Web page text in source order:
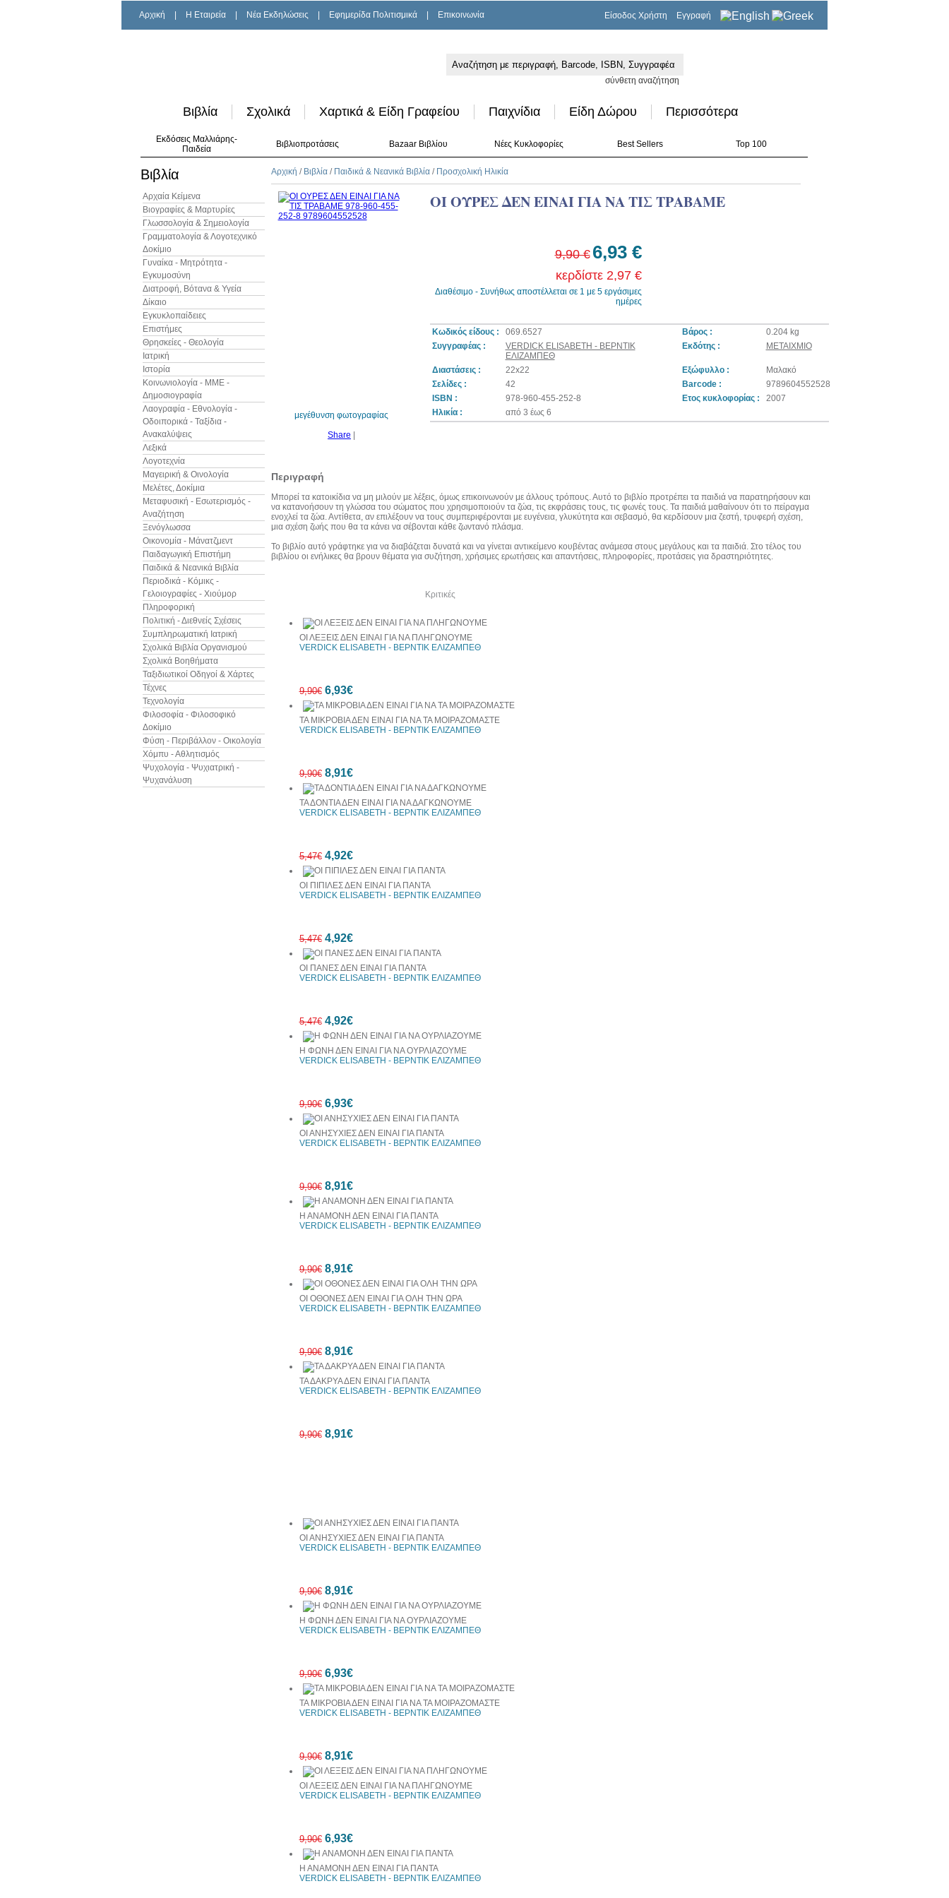
Αρχική H Εταιρεία Νέα Εκδηλώσεις Εφημερίδα Πολιτισμικά Επικοινωνία Είσοδος Χρήστη Εγγραφή
σύνθετη αναζήτηση
Βιβλία Σχολικά Χαρτικά & Είδη Γραφείου Παιχνίδια Είδη Δώρου Περισσότερα
Εκδόσεις Μαλλιάρης-
Παιδεία
Βιβλιοπροτάσεις Bazaar Βιβλίου Νέες Κυκλοφορίες Best Sellers Top 100
Βιβλία
Αρχαία Κείμενα
Βιογραφίες & Μαρτυρίες
Γλωσσολογία & Σημειολογία
Γραμματολογία & Λογοτεχνικό
Δοκίμιο
Γυναίκα - Μητρότητα -
Εγκυμοσύνη
Διατροφή, Βότανα & Υγεία
Δίκαιο
Εγκυκλοπαίδειες
Επιστήμες
Θρησκείες - Θεολογία
Ιατρική
Ιστορία
Κοινωνιολογία - ΜΜΕ -
Δημοσιογραφία
Λαογραφία - Εθνολογία -
Οδοιπορικά - Ταξίδια -
Ανακαλύψεις
Λεξικά
Λογοτεχνία
Μαγειρική & Οινολογία
Μελέτες, Δοκίμια
Μεταφυσική - Εσωτερισμός -
Αναζήτηση
Ξενόγλωσσα
Οικονομία - Μάνατζμεντ
Παιδαγωγική Επιστήμη
Παιδικά & Νεανικά Βιβλία
Περιοδικά - Κόμικς -
Γελοιογραφίες - Χιούμορ
Πληροφορική
Πολιτική - Διεθνείς Σχέσεις
Συμπληρωματική Ιατρική
Σχολικά Βιβλία Οργανισμού
Σχολικά Βοηθήματα
Ταξιδιωτικοί Οδηγοί & Χάρτες
Τέχνες
Τεχνολογία
Φιλοσοφία - Φιλοσοφικό
Δοκίμιο
Φύση - Περιβάλλον - Οικολογία
Χόμπυ - Αθλητισμός
Ψυχολογία - Ψυχιατρική -
Ψυχανάλυση
Αρχική / Βιβλία / Παιδικά & Νεανικά Βιβλία / Προσχολική Ηλικία
μεγέθυνση φωτογραφίας
Share
ΟΙ ΟΥΡΕΣ ΔΕΝ ΕΙΝΑΙ ΓΙΑ ΝΑ ΤΙΣ ΤΡΑΒΑΜΕ
9,90 € 6,93 €
κερδίστε 2,97 €
Διαθέσιμο - Συνήθως αποστέλλεται σε 1 με 5 εργάσιμες
ημέρες
Κωδικός είδους : 069.6527 Βάρος :
0.204 kg
Συγγραφέας :
VERDICK ELISABETH - ΒΕΡΝΤΙΚ
ΕΛΙΖΑΜΠΕΘ
Εκδότης : ΜΕΤΑΙΧΜΙΟ
Διαστάσεις : 22x22 Εξώφυλλο :
Μαλακό
Σελίδες :
42 Barcode :
9789604552528
ISBN :
978-960-455-252-8 Ετος κυκλοφορίας :
2007
Ηλικία :
από 3 έως 6
Περιγραφή
Μπορεί τα κατοικίδια να μη μιλούν με λέξεις, όμως επικοινωνούν με άλλους τρόπους. Αυτό το βιβλίο προτρέπει τα παιδιά να παρατηρήσουν και
να κατανοήσουν τη γλώσσα του σώματος που χρησιμοποιούν τα ζώα, τις εκφράσεις τους, τις φωνές τους. Τα παιδιά μαθαίνουν ότι το πείραγμα
ενοχλεί τα ζώα. Αντίθετα, αν επιλέξουν να τους συμπεριφέρονται με ευγένεια, γλυκύτητα και σεβασμό, θα κερδίσουν μια ζεστή, τρυφερή σχέση,
μια σχέση ζωής που θα τα κάνει να σέβονται κάθε ζωντανό πλάσμα.
Το βιβλίο αυτό γράφτηκε για να διαβάζεται δυνατά και να γίνεται αντικείμενο κουβέντας ανάμεσα στους μεγάλους και τα παιδιά. Στο τέλος του
βιβλίου οι ενήλικες θα βρουν θέματα για συζήτηση, χρήσιμες ερωτήσεις και απαντήσεις, πληροφορίες, προτάσεις για δραστηριότητες.
Κριτικές
ΟΙ ΛΕΞΕΙΣ ΔΕΝ ΕΙΝΑΙ ΓΙΑ ΝΑ ΠΛΗΓΩΝΟΥΜΕ
VERDICK ELISABETH - ΒΕΡΝΤΙΚ ΕΛΙΖΑΜΠΕΘ
9,90€ 6,93€
ΤΑ ΜΙΚΡΟΒΙΑ ΔΕΝ ΕΙΝΑΙ ΓΙΑ ΝΑ ΤΑ ΜΟΙΡΑΖΟΜΑΣΤΕ
VERDICK ELISABETH - ΒΕΡΝΤΙΚ ΕΛΙΖΑΜΠΕΘ
9,90€ 8,91€
ΤΑ ΔΟΝΤΙΑ ΔΕΝ ΕΙΝΑΙ ΓΙΑ ΝΑ ΔΑΓΚΩΝΟΥΜΕ
VERDICK ELISABETH - ΒΕΡΝΤΙΚ ΕΛΙΖΑΜΠΕΘ
5,47€ 4,92€
ΟΙ ΠΙΠΙΛΕΣ ΔΕΝ ΕΙΝΑΙ ΓΙΑ ΠΑΝΤΑ
VERDICK ELISABETH - ΒΕΡΝΤΙΚ ΕΛΙΖΑΜΠΕΘ
5,47€ 4,92€
ΟΙ ΠΑΝΕΣ ΔΕΝ ΕΙΝΑΙ ΓΙΑ ΠΑΝΤΑ
VERDICK ELISABETH - ΒΕΡΝΤΙΚ ΕΛΙΖΑΜΠΕΘ
5,47€ 4,92€
Η ΦΩΝΗ ΔΕΝ ΕΙΝΑΙ ΓΙΑ ΝΑ ΟΥΡΛΙΑΖΟΥΜΕ
VERDICK ELISABETH - ΒΕΡΝΤΙΚ ΕΛΙΖΑΜΠΕΘ
9,90€ 6,93€
ΟΙ ΑΝΗΣΥΧΙΕΣ ΔΕΝ ΕΙΝΑΙ ΓΙΑ ΠΑΝΤΑ
VERDICK ELISABETH - ΒΕΡΝΤΙΚ ΕΛΙΖΑΜΠΕΘ
9,90€ 8,91€
Η ΑΝΑΜΟΝΗ ΔΕΝ ΕΙΝΑΙ ΓΙΑ ΠΑΝΤΑ
VERDICK ELISABETH - ΒΕΡΝΤΙΚ ΕΛΙΖΑΜΠΕΘ
9,90€ 8,91€
ΟΙ ΟΘΟΝΕΣ ΔΕΝ ΕΙΝΑΙ ΓΙΑ ΟΛΗ ΤΗΝ ΩΡΑ
VERDICK ELISABETH - ΒΕΡΝΤΙΚ ΕΛΙΖΑΜΠΕΘ
9,90€ 8,91€
ΤΑ ΔΑΚΡΥΑ ΔΕΝ ΕΙΝΑΙ ΓΙΑ ΠΑΝΤΑ
VERDICK ELISABETH - ΒΕΡΝΤΙΚ ΕΛΙΖΑΜΠΕΘ
9,90€ 8,91€
ΟΙ ΑΝΗΣΥΧΙΕΣ ΔΕΝ ΕΙΝΑΙ ΓΙΑ ΠΑΝΤΑ
VERDICK ELISABETH - ΒΕΡΝΤΙΚ ΕΛΙΖΑΜΠΕΘ
9,90€ 8,91€
Η ΦΩΝΗ ΔΕΝ ΕΙΝΑΙ ΓΙΑ ΝΑ ΟΥΡΛΙΑΖΟΥΜΕ
VERDICK ELISABETH - ΒΕΡΝΤΙΚ ΕΛΙΖΑΜΠΕΘ
9,90€ 6,93€
ΤΑ ΜΙΚΡΟΒΙΑ ΔΕΝ ΕΙΝΑΙ ΓΙΑ ΝΑ ΤΑ ΜΟΙΡΑΖΟΜΑΣΤΕ
VERDICK ELISABETH - ΒΕΡΝΤΙΚ ΕΛΙΖΑΜΠΕΘ
9,90€ 8,91€
ΟΙ ΛΕΞΕΙΣ ΔΕΝ ΕΙΝΑΙ ΓΙΑ ΝΑ ΠΛΗΓΩΝΟΥΜΕ
VERDICK ELISABETH - ΒΕΡΝΤΙΚ ΕΛΙΖΑΜΠΕΘ
9,90€ 6,93€
Η ΑΝΑΜΟΝΗ ΔΕΝ ΕΙΝΑΙ ΓΙΑ ΠΑΝΤΑ
VERDICK ELISABETH - ΒΕΡΝΤΙΚ ΕΛΙΖΑΜΠΕΘ